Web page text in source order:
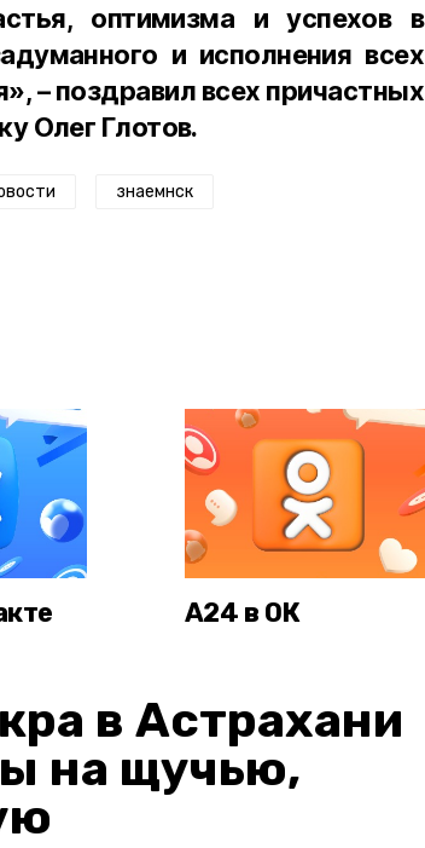
оптимизма и успехов в
и исполнения всех
– поздравил всех причастных
Олег Глотов.
знаемнск
А24 в ОК
в Астрахани
на щучью,